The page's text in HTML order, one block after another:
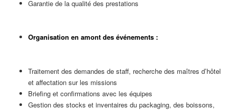
Garantie de la qualité des prestations
Organisation en amont des événements :
Traitement des demandes de staff, recherche des maîtres d’hôtel
et affectation sur les missions
Briefing et confirmations avec les équipes
Gestion des stocks et inventaires du packaging, des boissons,